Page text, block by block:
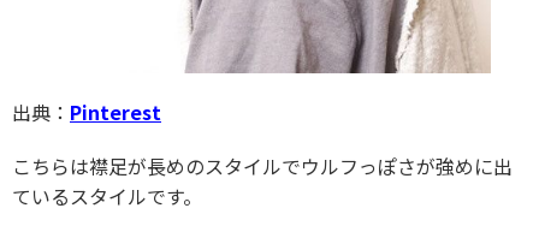
出典： Pinterest
こちらは襟足が長めのスタイルでウルフっぽさが強めに出
ているスタイルです。